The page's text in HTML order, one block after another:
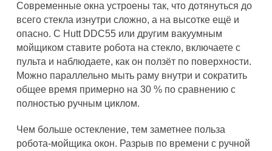
Современные окна устроены так, что дотянуться до
всего стекла изнутри сложно, а на высотке ещё и
опасно. С Hutt DDC55 или другим вакуумным
мойщиком ставите робота на стекло, включаете с
пульта и наблюдаете, как он ползёт по поверхности.
Можно параллельно мыть раму внутри и сократить
общее время примерно на 30 % по сравнению с
полностью ручным циклом.
Чем больше остекление, тем заметнее польза
робота-мойщика окон. Разрыв по времени с ручной